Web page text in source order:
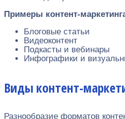
Примеры контент-
Блоговые статьи
Видеоконтент
Подкасты и вебинары
Инфографики и
Виды контент-
Разнообразие форматов